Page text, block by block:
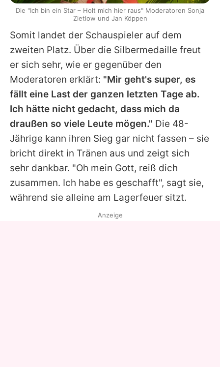
Somit landet der Schauspieler auf dem
zweiten Platz. Über die Silbermedaille freut
er sich sehr, wie er gegenüber den
Moderatoren erklärt: "Mir geht's super, es
fällt eine Last der ganzen letzten Tage ab.
Ich hätte nicht gedacht, dass mich da
draußen so viele Leute mögen." Die 48-
Jährige kann ihren Sieg gar nicht fassen – sie
bricht direkt in Tränen aus und zeigt sich
sehr dankbar. "Oh mein Gott, reiß dich
zusammen. Ich habe es geschafft", sagt sie,
während sie alleine am Lagerfeuer sitzt.
Die "Ich bin ein Star – Holt mich hier raus" Moderatoren Sonja
Zietlow und Jan Köppen
Anzeige